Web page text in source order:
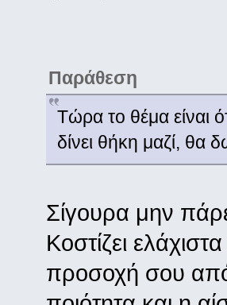
Παράθεση
Τώρα το θέμα είναι
δίνει θήκη μαζί, θα
Σίγουρα μην
Κοστίζει
προσοχή σου από